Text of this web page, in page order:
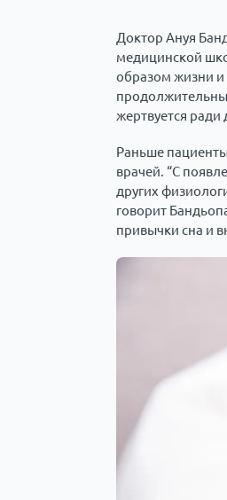
Доктор Ануя
медицинской
образом жизни и
жертвуется ради
Раньше
врачей. “С
других
говорит
привычки сна и